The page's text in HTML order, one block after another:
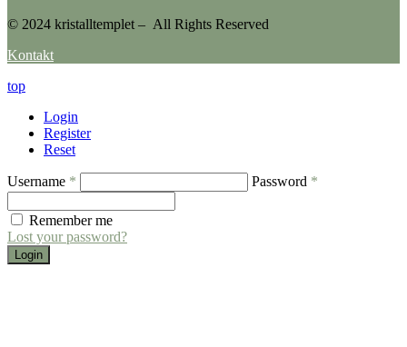
© 2024 kristalltemplet – All Rights Reserved
Kontakt
top
Login
Register
Reset
Username * Password *
Remember me
Lost your password?
Login